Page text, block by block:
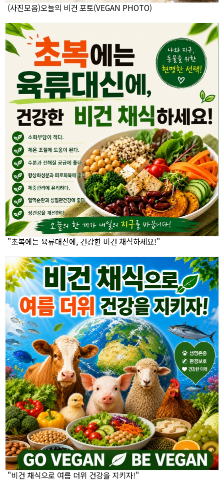
(사진모음)오늘의 비건 포토(VEGAN PHOTO)
"초복에는 육류대신에, 건강한 비건 채식하세요!"
"비건 채식으로 여름 더위 건강을 지키자!"